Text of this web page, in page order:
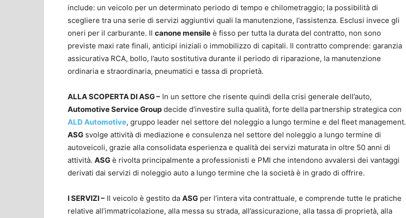
include: un veicolo per un determinato periodo di tempo e chilometraggio; la possibilità di
scegliere tra una serie di servizi aggiuntivi quali la manutenzione, l’assistenza. Esclusi invece gli
oneri per il carburante. Il canone mensile è fisso per tutta la durata del contratto, non sono
previste maxi rate finali, anticipi iniziali o immobilizzo di capitali. Il contratto comprende: garanzia
assicurativa RCA, bollo, l’auto sostitutiva durante il periodo di riparazione, la manutenzione
ordinaria e straordinaria, pneumatici e tassa di proprietà.
ALLA SCOPERTA DI ASG – In un settore che risente quindi della crisi generale dell’auto,
Automotive Service Group decide d’investire sulla qualità, forte della partnership strategica con
ALD Automotive, gruppo leader nel settore del noleggio a lungo termine e del fleet management.
ASG svolge attività di mediazione e consulenza nel settore del noleggio a lungo termine di
autoveicoli, grazie alla consolidata esperienza e qualità dei servizi maturata in oltre 50 anni di
attività. ASG è rivolta principalmente a professionisti e PMI che intendono avvalersi dei vantaggi
derivati dai servizi di noleggio auto a lungo termine che la società è in grado di offrire.
I SERVIZI – Il veicolo è gestito da ASG per l’intera vita contrattuale, e comprende tutte le pratiche
relative all’immatricolazione, alla messa su strada, all’assicurazione, alla tassa di proprietà, alla